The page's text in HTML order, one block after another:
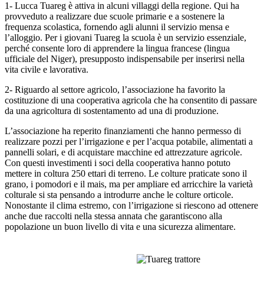
1- Lucca Tuareg è attiva in alcuni villaggi della regione. Qui ha
provveduto a realizzare due scuole primarie e a sostenere la
frequenza scolastica, fornendo agli alunni il servizio mensa e
l’alloggio. Per i giovani Tuareg la scuola è un servizio essenziale,
perché consente loro di apprendere la lingua francese (lingua
ufficiale del Niger), presupposto indispensabile per inserirsi nella
vita civile e lavorativa.
2- Riguardo al settore agricolo, l’associazione ha favorito la
costituzione di una cooperativa agricola che ha consentito di passare
da una agricoltura di sostentamento ad una di produzione.
L’associazione ha reperito finanziamenti che hanno permesso di
realizzare pozzi per l’irrigazione e per l’acqua potabile, alimentati a
pannelli solari, e di acquistare macchine ed attrezzature agricole.
Con questi investimenti i soci della cooperativa hanno potuto
mettere in coltura 250 ettari di terreno. Le colture praticate sono il
grano, i pomodori e il mais, ma per ampliare ed arricchire la varietà
colturale si sta pensando a introdurre anche le colture orticole.
Nonostante il clima estremo, con l’irrigazione si riescono ad ottenere
anche due raccolti nella stessa annata che garantiscono alla
popolazione un buon livello di vita e una sicurezza alimentare.